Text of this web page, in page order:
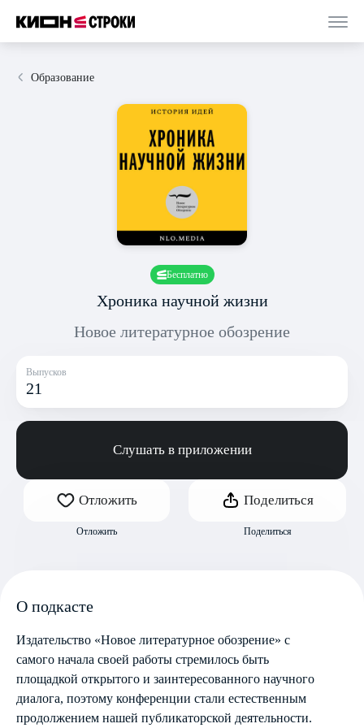
Образование
Бесплатно
Хроника научной жизни
Новое литературное обозрение
Выпусков
21
Слушать в приложении
Отложить
Отложить
Поделиться
Поделиться
О подкасте
Издательство «Новое литературное обозрение» с
самого начала своей работы стремилось быть
площадкой открытого и заинтересованного научного
диалога, поэтому конференции стали естественным
продолжением нашей публикаторской деятельности.